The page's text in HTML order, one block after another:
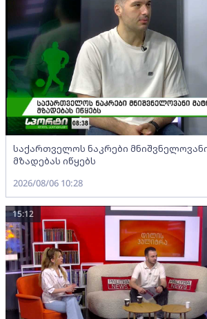
საქართველოს ნაკრები
მზადებას იწყებს
2026/08/06 10:28
15:12